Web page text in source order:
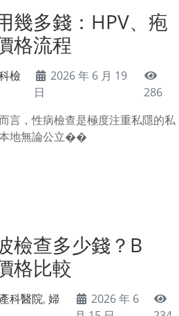
幾多錢：HPV、疱
格流程
檢
2026 年 6 月 19
日
286
言，性病檢查是極度注重私隱的私
地無論公立��
檢查多少錢？B
格比較
科醫院,婦
2026 年 6